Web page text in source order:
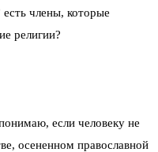
члены, которые
религии?
если человеку не
осененном православной